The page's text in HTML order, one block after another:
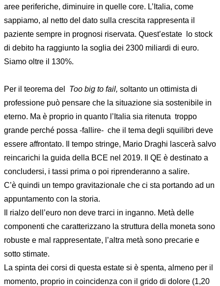
aree periferiche, diminuire in quelle core. L’Italia, come
sappiamo, al netto del dato sulla crescita rappresenta il
paziente sempre in prognosi riservata. Quest’estate lo stock
di debito ha raggiunto la soglia dei 2300 miliardi di euro.
Siamo oltre il 130%.
Per il teorema del Too big to fail, soltanto un ottimista di
professione può pensare che la situazione sia sostenibile in
eterno. Ma è proprio in quanto l’Italia sia ritenuta troppo
grande perché possa -fallire- che il tema degli squilibri deve
essere affrontato. Il tempo stringe, Mario Draghi lascerà salvo
reincarichi la guida della BCE nel 2019. Il QE è destinato a
concludersi, i tassi prima o poi riprenderanno a salire.
C’è quindi un tempo gravitazionale che ci sta portando ad un
appuntamento con la storia.
Il rialzo dell’euro non deve trarci in inganno. Metà delle
componenti che caratterizzano la struttura della moneta sono
robuste e mal rappresentate, l’altra metà sono precarie e
sotto stimate.
La spinta dei corsi di questa estate si è spenta, almeno per il
momento, proprio in coincidenza con il grido di dolore (1,20